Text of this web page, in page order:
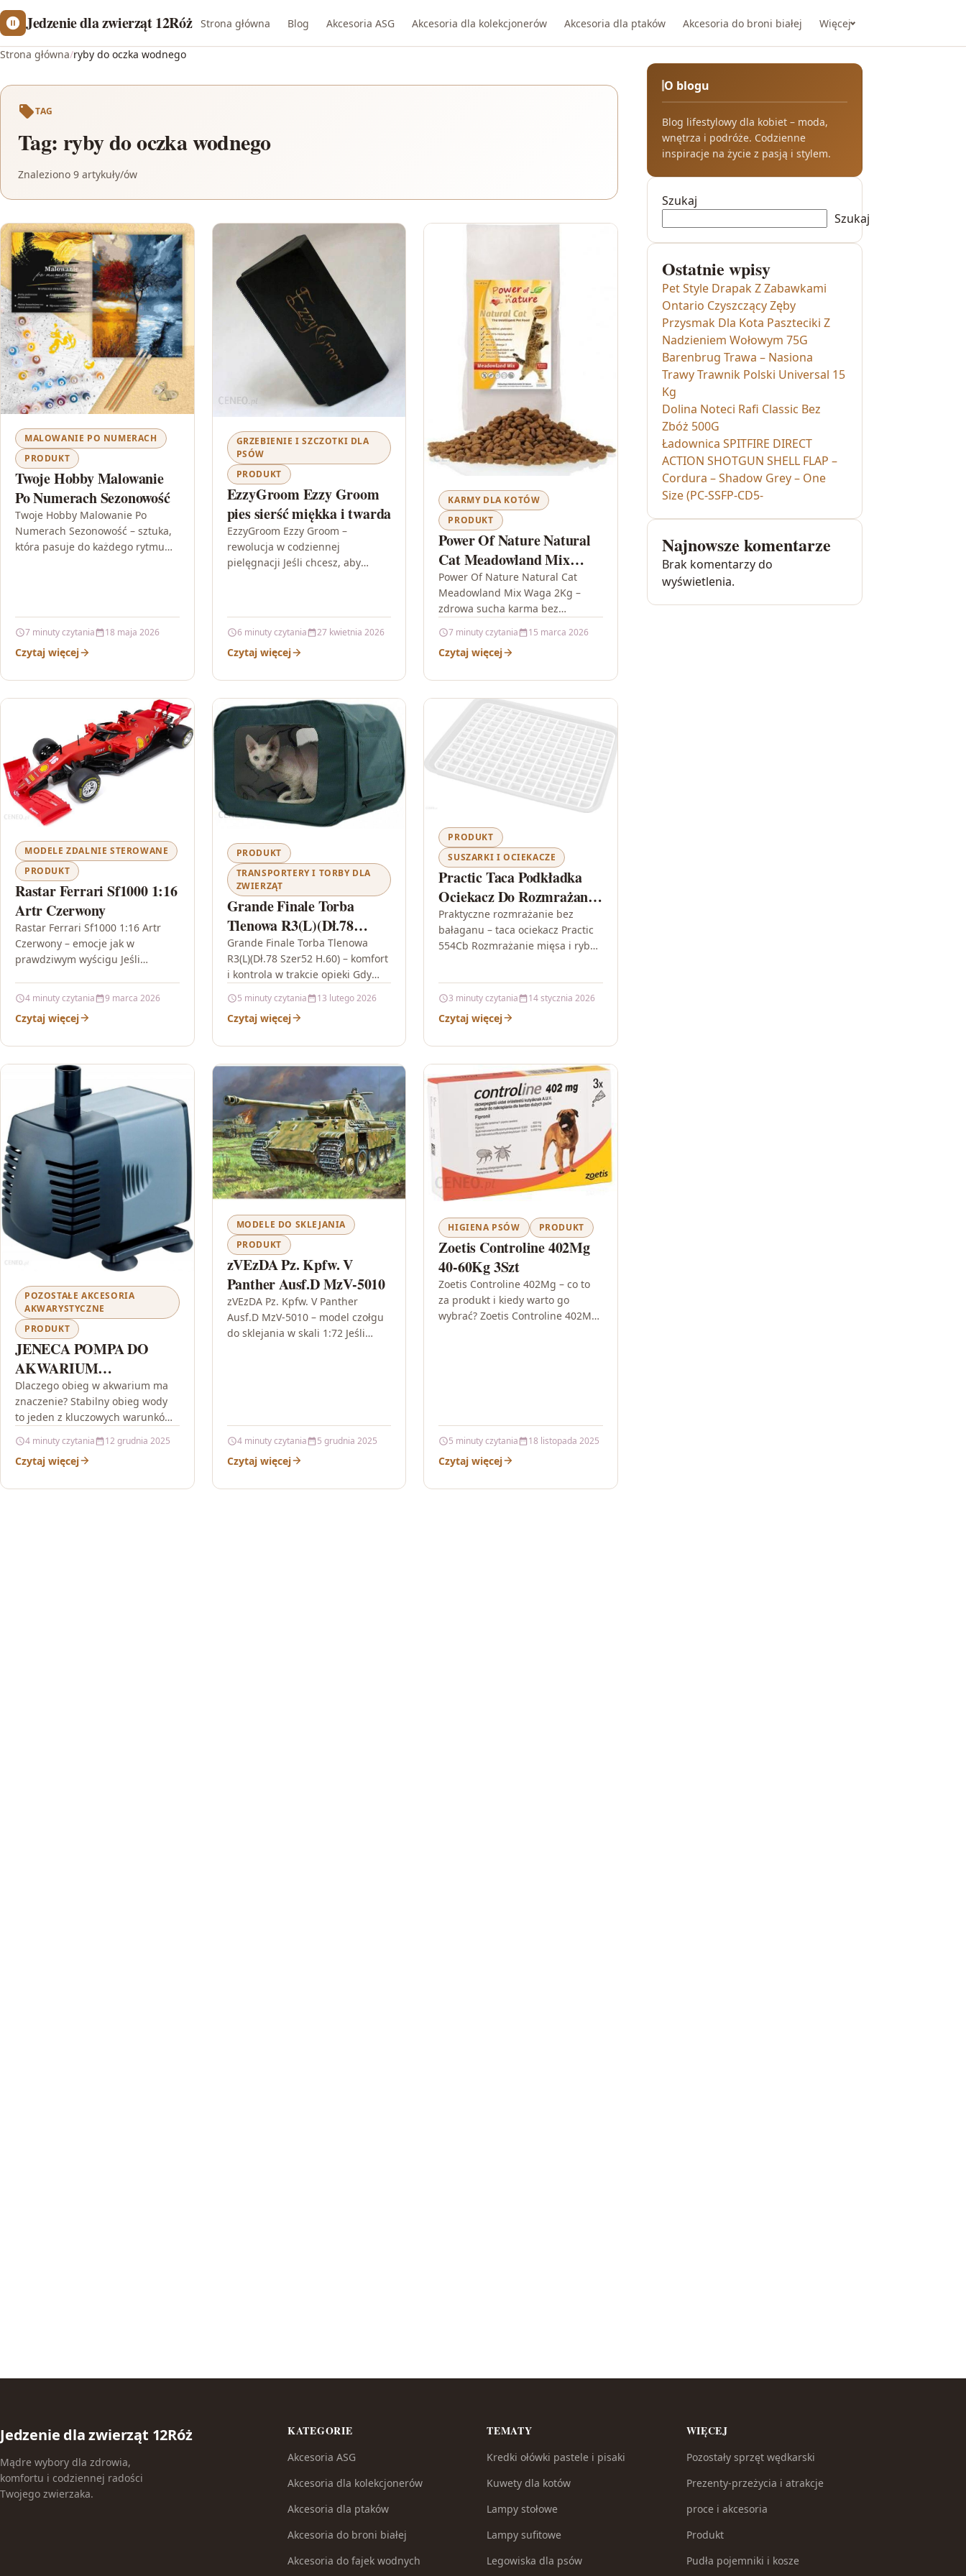
Jedzenie dla zwierząt 12Róż Strona główna Blog Akcesoria ASG Akcesoria dla kolekcjonerów Akcesoria dla ptaków Akcesoria do broni białej Więcej
Strona główna/ryby do oczka wodnego
TAG
Tag: ryby do oczka wodnego
Znaleziono 9 artykuły/ów
MALOWANIE PO NUMERACH
PRODUKT
Twoje Hobby Malowanie
Po Numerach Sezonowość
Twoje Hobby Malowanie Po
Numerach Sezonowość – sztuka,
która pasuje do każdego rytmu
7 minuty czytania 18 maja 2026
Czytaj więcej
GRZEBIENIE I SZCZOTKI DLA
PSÓW
PRODUKT
EzzyGroom Ezzy Groom
pies sierść miękka i twarda
EzzyGroom Ezzy Groom –
rewolucja w codziennej
pielęgnacji Jeśli chcesz, aby
które…
6 minuty czytania 27 kwietnia 2026
Czytaj więcej
KARMY DLA KOTÓW
PRODUKT
Power Of Nature Natural
Cat Meadowland Mix
Waga 2Kg
Power Of Nature Natural Cat
Meadowland Mix Waga 2Kg –
zdrowa sucha karma bez
karmy, która stawia na naturalne
składniki…
7 minuty czytania 15 marca 2026
Czytaj więcej
MODELE ZDALNIE STEROWANE
PRODUKT
Rastar Ferrari Sf1000 1:16
Artr Czerwony
Rastar Ferrari Sf1000 1:16 Artr
Czerwony – emocje jak w
prawdziwym wyścigu Jeśli
4 minuty czytania 9 marca 2026
Czytaj więcej
PRODUKT
TRANSPORTERY I TORBY DLA
ZWIERZĄT
Grande Finale Torba
Tlenowa R3(L)(Dł.78
Szer52 H.60)
Grande Finale Torba Tlenowa
R3(L)(Dł.78 Szer52 H.60) – komfort
i kontrola w trakcie opieki Gdy
możliwość prowadzenia terapii
w…
5 minuty czytania 13 lutego 2026
Czytaj więcej
PRODUKT
SUSZARKI I OCIEKACZE
Practic Taca Podkładka
Ociekacz Do Rozmrażania
Mięsa Ryb (554Cb)
Praktyczne rozmrażanie bez
bałaganu – taca ociekacz Practic
554Cb Rozmrażanie mięsa i ryb
konieczność…
3 minuty czytania 14 stycznia 2026
Czytaj więcej
POZOSTAŁE AKCESORIA
AKWARYSTYCZNE
PRODUKT
JENECA POMPA DO
AKWARIUM
OBIEGOWA WIELOF.
12W 600L/H
6948344910187
Dlaczego obieg w akwarium ma
znaczenie? Stabilny obieg wody
to jeden z kluczowych warunków,
warunki dla ryb i roślin.…
4 minuty czytania 12 grudnia 2025
Czytaj więcej
MODELE DO SKLEJANIA
PRODUKT
zVEzDA Pz. Kpfw. V
Panther Ausf.D MzV-5010
zVEzDA Pz. Kpfw. V Panther
Ausf.D MzV-5010 – model czołgu
do sklejania w skali 1:72 Jeśli
4 minuty czytania 5 grudnia 2025
Czytaj więcej
HIGIENA PSÓW PRODUKT
Zoetis Controline 402Mg
40-60Kg 3Szt
Zoetis Controline 402Mg – co to
za produkt i kiedy warto go
wybrać? Zoetis Controline 402Mg
5 minuty czytania 18 listopada 2025
Czytaj więcej
O blogu
Blog lifestylowy dla kobiet – moda,
wnętrza i podróże. Codzienne
inspiracje na życie z pasją i stylem.
Szukaj
Szukaj
Ostatnie wpisy
Pet Style Drapak Z Zabawkami
Ontario Czyszczący Zęby
Przysmak Dla Kota Paszteciki Z
Nadzieniem Wołowym 75G
Barenbrug Trawa – Nasiona
Trawy Trawnik Polski Universal 15
Kg
Dolina Noteci Rafi Classic Bez
Zbóż 500G
Ładownica SPITFIRE DIRECT
ACTION SHOTGUN SHELL FLAP –
Cordura – Shadow Grey – One
Size (PC-SSFP-CD5-
Najnowsze komentarze
Brak komentarzy do
wyświetlenia.
Jedzenie dla zwierząt 12Róż
Mądre wybory dla zdrowia,
komfortu i codziennej radości
Twojego zwierzaka.
KATEGORIE
Akcesoria ASG
Akcesoria dla kolekcjonerów
Akcesoria dla ptaków
Akcesoria do broni białej
Akcesoria do fajek wodnych
TEMATY
Kredki ołówki pastele i pisaki
Kuwety dla kotów
Lampy stołowe
Lampy sufitowe
Legowiska dla psów
WIĘCEJ
Pozostały sprzęt wędkarski
Prezenty-przeżycia i atrakcje
proce i akcesoria
Produkt
Pudła pojemniki i kosze